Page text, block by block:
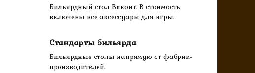
Бильярдный стол Виконт. В стоимость
включены все аксессуары для игры.
Стандарты бильярда
Бильярдные столы напрямую от фабрик-
производителей.